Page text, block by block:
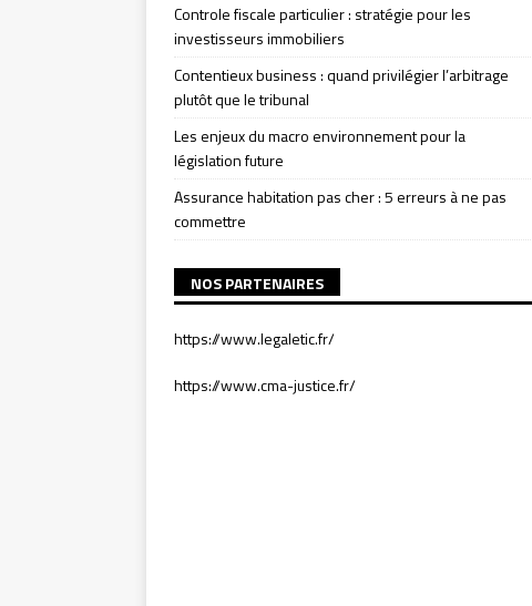
Controle fiscale particulier : stratégie pour les
investisseurs immobiliers
Contentieux business : quand privilégier l’arbitrage
plutôt que le tribunal
Les enjeux du macro environnement pour la
législation future
Assurance habitation pas cher : 5 erreurs à ne pas
commettre
NOS PARTENAIRES
https://www.legaletic.fr/
https://www.cma-justice.fr/